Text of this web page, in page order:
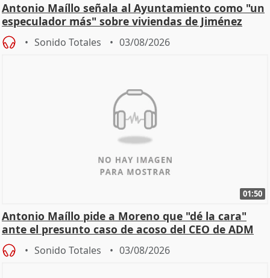
Antonio Maíllo señala al Ayuntamiento como "un
especulador más" sobre viviendas de Jiménez
Becerril
Sonido Totales 03/08/2026
01:50
Antonio Maíllo pide a Moreno que "dé la cara"
ante el presunto caso de acoso del CEO de ADM
Sonido Totales 03/08/2026